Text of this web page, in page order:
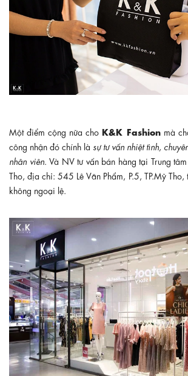
Một điểm cộng nữa choK&K Fashionmà
công nhận đó chính là sự tư vấn nhiệt tình,
nhân viên. Và NV tư vấn bán hàng tại Trung
Tho, địa chỉ: 545 Lê Văn Phẩm, P.5, TP.Mỹ
không ngoại lệ.